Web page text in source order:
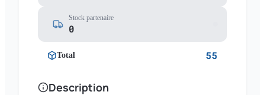
Stock partenaire
0
Total 55
Description